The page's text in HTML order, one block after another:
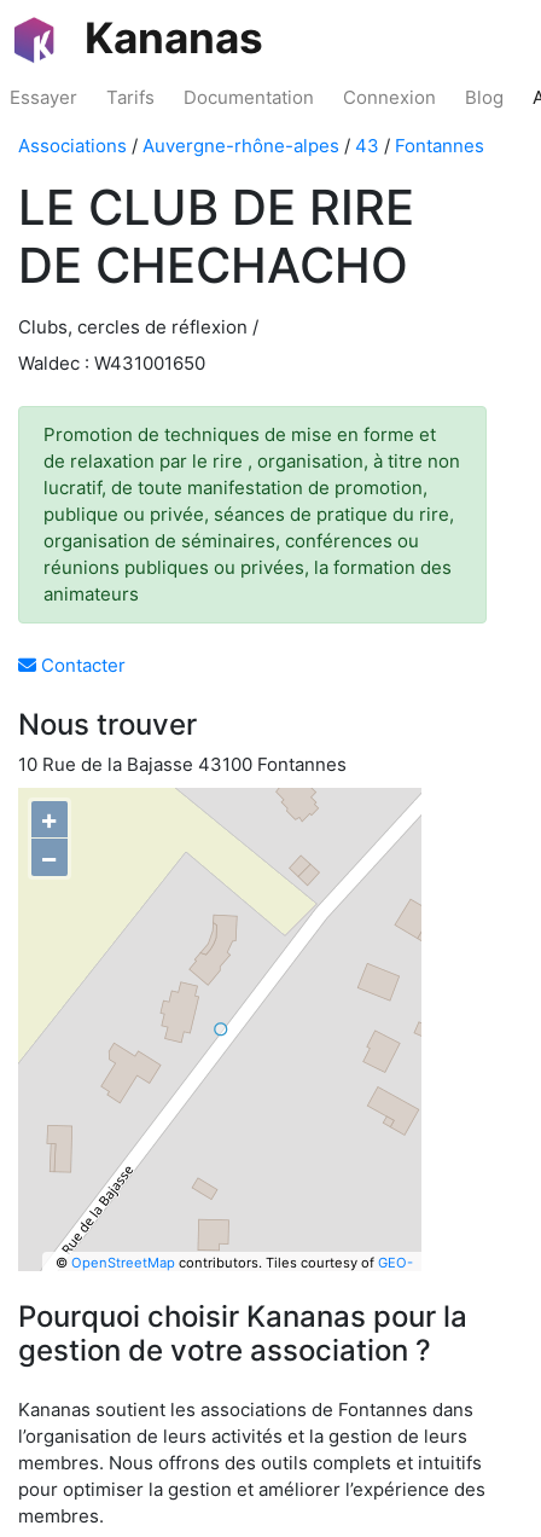
Kananas
Essayer Tarifs Documentation Connexion Blog
Associations / Auvergne-rhône-alpes / 43 / Fontannes
LE CLUB DE RIRE
DE CHECHACHO
Clubs, cercles de réflexion /
Waldec : W431001650
Promotion de techniques de mise en forme et
de relaxation par le rire , organisation, à titre non
lucratif, de toute manifestation de promotion,
publique ou privée, séances de pratique du rire,
organisation de séminaires, conférences ou
réunions publiques ou privées, la formation des
animateurs
Contacter
Nous trouver
10 Rue de la Bajasse 43100 Fontannes
+
−
© OpenStreetMapcontributors. Tiles courtesy of GEO-
Pourquoi choisir Kananas pour la
gestion de votre association ?
Kananas soutient les associations de Fontannes dans
l’organisation de leurs activités et la gestion de leurs
membres. Nous offrons des outils complets et intuitifs
pour optimiser la gestion et améliorer l’expérience des
membres.